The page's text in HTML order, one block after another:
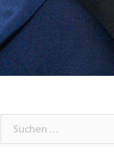
nach: